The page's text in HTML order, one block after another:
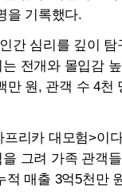
331백만 원